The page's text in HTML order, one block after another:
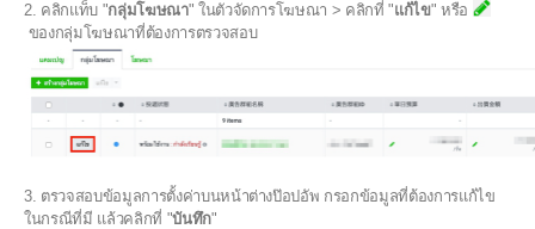
2. คลิกแท็บ "กลุ่มโฆษณา" ในตัวจัดการโฆษณา > คลิกที่ "แก้ไข" หรือ
ของกลุ่มโฆษณาที่ต้องการตรวจสอบ
3. ตรวจสอบข้อมูลการตั้งค่าบนหน้าต่างป๊อปอัพ กรอกข้อมูลที่ต้องการแก้ไข
ในกรณีที่มี แล้วคลิกที่ "บันทึก"